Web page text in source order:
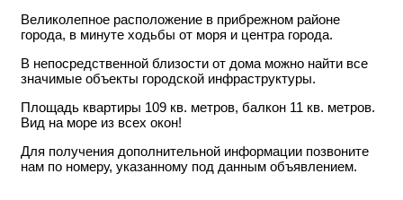
Великолепное расположение в прибрежном районе
города, в минуте ходьбы от моря и центра города.
В непосредственной близости от дома можно найти все
значимые объекты городской инфраструктуры.
Площадь квартиры 109 кв. метров, балкон 11 кв. метров.
Вид на море из всех окон!
Для получения дополнительной информации позвоните
нам по номеру, указанному под данным объявлением.